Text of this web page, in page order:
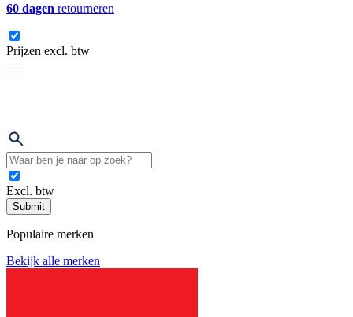
60 dagen retourneren
Prijzen excl. btw
Excl. btw
Submit
Populaire merken
Bekijk alle merken